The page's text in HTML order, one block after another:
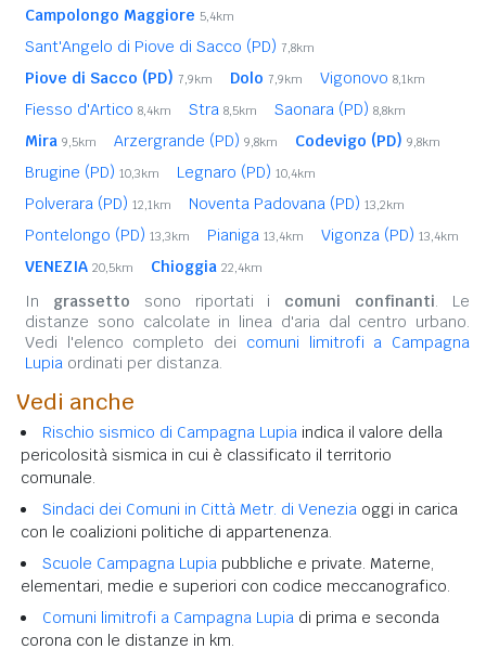
Campolongo Maggiore 5,4km
Sant'Angelo di Piove di Sacco (PD) 7,8km
Piove di Sacco (PD) 7,9km Dolo 7,9km Vigonovo 8,1km
Fiesso d'Artico 8,4km Stra 8,5km Saonara (PD) 8,8km
Mira 9,5km Arzergrande (PD) 9,8km Codevigo (PD) 9,8km
Brugine (PD) 10,3km Legnaro (PD) 10,4km
Polverara (PD) 12,1km Noventa Padovana (PD) 13,2km
Pontelongo (PD) 13,3km Pianiga 13,4km Vigonza (PD) 13,4km
VENEZIA 20,5km Chioggia 22,4km
In grassetto sono riportati i comuni confinanti. Le
distanze sono calcolate in linea d'aria dal centro urbano.
Vedi l'elenco completo dei comuni limitrofi a Campagna
Lupia ordinati per distanza.
Vedi anche
Rischio sismico di Campagna Lupia indica il valore della
pericolosità sismica in cui è classificato il territorio
comunale.
Sindaci dei Comuni in Città Metr. di Venezia oggi in carica
con le coalizioni politiche di appartenenza.
Scuole Campagna Lupia pubbliche e private. Materne,
elementari, medie e superiori con codice meccanografico.
Comuni limitrofi a Campagna Lupia di prima e seconda
corona con le distanze in km.